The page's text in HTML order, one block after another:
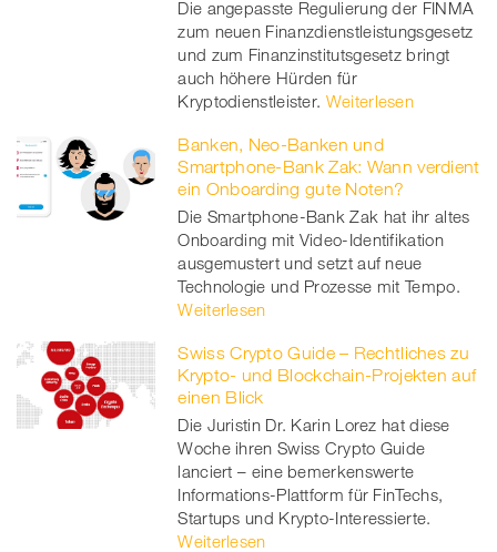
Die angepasste Regulierung der FINMA
zum neuen Finanzdienstleistungsgesetz
und zum Finanzinstitutsgesetz bringt
auch höhere Hürden für
Kryptodienstleister. Weiterlesen
Banken, Neo-Banken und
Smartphone-Bank Zak: Wann verdient
ein Onboarding gute Noten?
Die Smartphone-Bank Zak hat ihr altes
Onboarding mit Video-Identifikation
ausgemustert und setzt auf neue
Technologie und Prozesse mit Tempo.
Weiterlesen
Swiss Crypto Guide – Rechtliches zu
Krypto- und Blockchain-Projekten auf
einen Blick
Die Juristin Dr. Karin Lorez hat diese
Woche ihren Swiss Crypto Guide
lanciert – eine bemerkenswerte
Informations-Plattform für FinTechs,
Startups und Krypto-Interessierte.
Weiterlesen